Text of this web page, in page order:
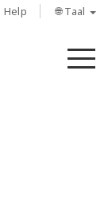
Help 🌐 Taal